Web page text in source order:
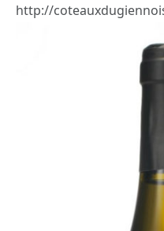
http://